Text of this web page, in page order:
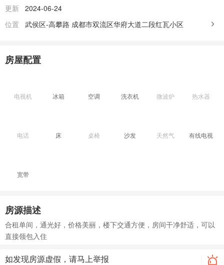
更新 2024-06-24
位置
武侯区-高攀路 成都市双流区华府大道二段红瓦小区
房屋配置
电视机 冰箱 空调 洗衣机 微波炉 热水器
电话 床 桌椅 沙发 天然气 有线电视
宽带
房源描述
合租单间，通光好，价格美丽，楼下交通方便，房间干净舒适，可以
直接领包入住
如发现房源虚假，请马上举报